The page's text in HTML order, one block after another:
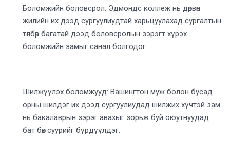
Боломжийн боловсрол: Эдмондс коллеж нь дөрвөн
жилийн их дээд сургуулиудтай харьцуулахад сургалтын
төлбөр багатай дээд боловсролын зэрэгт хүрэх
боломжийн замыг санал болгодог.
Шилжүүлэх боломжууд: Вашингтон муж болон бусад
орны шилдэг их дээд сургуулиудад шилжих хүчтэй зам
нь бакалаврын зэрэг авахыг зорьж буй оюутнуудад
бат бөх суурийг бүрдүүлдэг.